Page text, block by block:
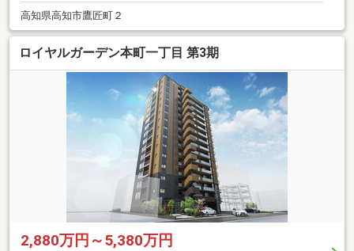
高知県高知市鷹匠町２
ロイヤルガーデン本町一丁目 第3期
2,880万円～5,380万円